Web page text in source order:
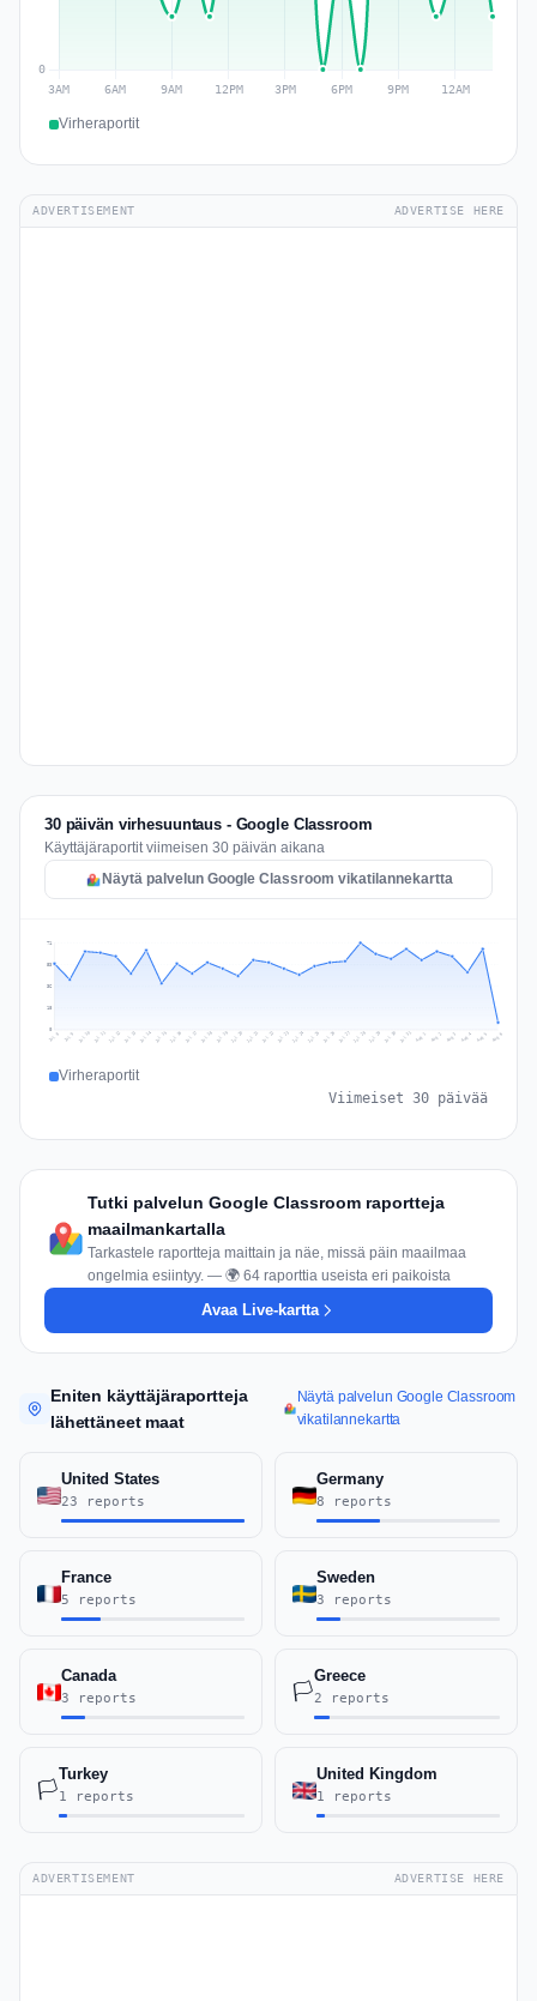
Virheraportit
ADVERTISEMENT ADVERTISE HERE
30 päivän virhesuuntaus - Google Classroom
Käyttäjäraportit viimeisen 30 päivän aikana
Näytä palvelun Google Classroom vikatilannekartta
18
36
53
71
Jul 8 Jul 9 Jul 10 Jul 11 Jul 12 Jul 13 Jul 14 Jul 15 Jul 16 Jul 17 Jul 18 Jul 19 Jul 20 Jul 21 Jul 22 Jul 23 Jul 24 Jul 25 Jul 26 Jul 27 Jul 28 Jul 29 Jul 30 Jul 31 Aug 1 Aug 2 Aug 3 Aug 4 Aug 5 Aug 6
Virheraportit
Viimeiset 30 päivää
Tutki palvelun Google Classroom raportteja
maailmankartalla
Tarkastele raportteja maittain ja näe, missä päin maailmaa
ongelmia esiintyy. — 🌍 64 raporttia useista eri paikoista
Avaa Live-kartta
Eniten käyttäjäraportteja
lähettäneet maat
Näytä palvelun Google Classroom
vikatilannekartta
United States
23 reports
Germany
8 reports
France
5 reports
Sweden
3 reports
Canada
3 reports 🏳️
Greece
2 reports
🏳️
Turkey
1 reports
United Kingdom
1 reports
ADVERTISEMENT ADVERTISE HERE